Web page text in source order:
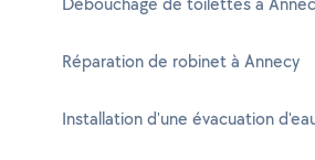
Réparation de robinet à Annecy
Installation d'une évacuation